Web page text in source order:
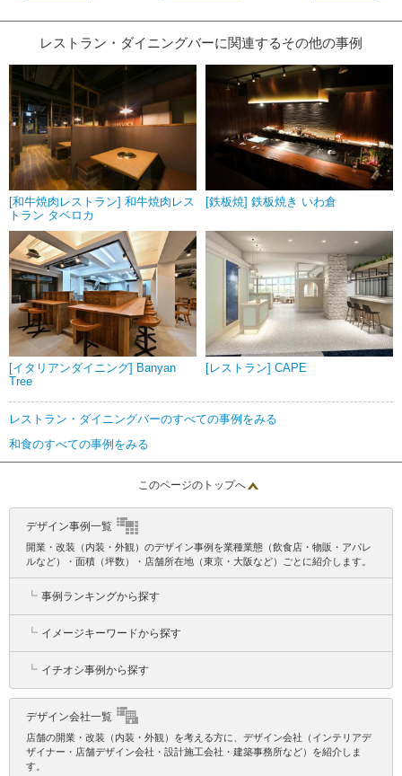
レストラン・ダイニングバーに関連するその他の事例
[和牛焼肉レストラン] 和牛焼肉レス
トラン タベロカ
[鉄板焼] 鉄板焼き いわ倉
[イタリアンダイニング] Banyan
Tree
[レストラン] CAPE
レストラン・ダイニングバーのすべての事例をみる
和食のすべての事例をみる
このページのトップへ
デザイン事例一覧
開業・改装（内装・外観）のデザイン事例を業種業態（飲食店・物販・アパレ
ルなど）・面積（坪数）・店舗所在地（東京・大阪など）ごとに紹介します。
┗ 事例ランキングから探す
┗ イメージキーワードから探す
┗ イチオシ事例から探す
デザイン会社一覧
店舗の開業・改装（内装・外観）を考える方に、デザイン会社（インテリアデ
ザイナー・店舗デザイン会社・設計施工会社・建築事務所など）を紹介しま
す。